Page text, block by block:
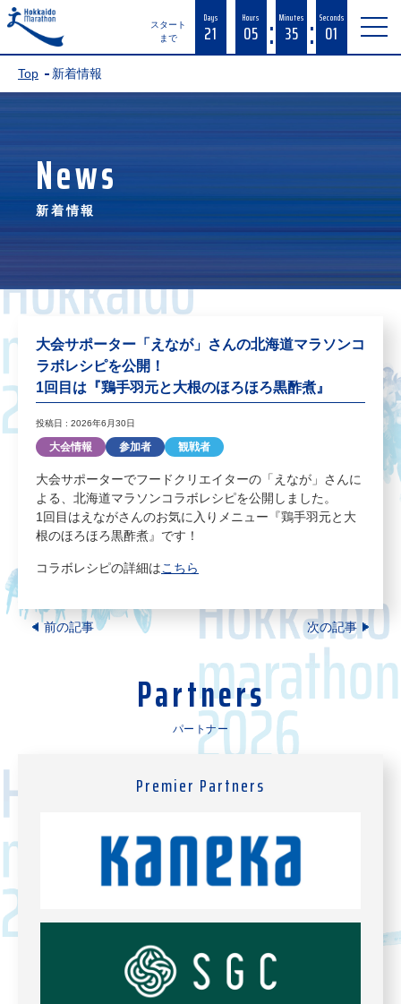
スタート
まで
Days
21
Hours
05 : Minutes
35 : Seconds
01
Top 新着情報
News
新着情報
大会サポーター「えなが」さんの北海道マラソンコ
ラボレシピを公開！
1回目は『鶏手羽元と大根のほろほろ黒酢煮』
投稿日 : 2026年6月30日
大会情報 参加者 観戦者
大会サポーターでフードクリエイターの「えなが」さんに
よる、北海道マラソンコラボレシピを公開しました。
1回目はえながさんのお気に入りメニュー『鶏手羽元と大
根のほろほろ黒酢煮』です！
コラボレシピの詳細はこちら
前の記事 次の記事
Partners
パートナー
Premier Partners